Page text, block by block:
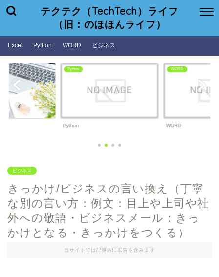
テクテク（TechTech）ライフ
（旧：のほほんライフ）
Excel Python WORD ビジネス
WORD
WORD
ビジネス
ビジネス
ビジネス
きっかけ/ビジネスの言い換え（丁寧
な別の言い方：例文：目上や上司や社
外への敬語・ビジネスメール：きっ
かけとなる・きっかけをつくる）
当サイトでは記事内に広告を含みます